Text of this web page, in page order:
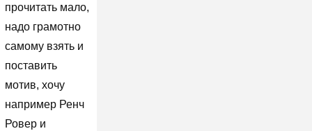
прочитать мало,
надо грамотно
самому взять и
поставить
мотив, хочу
например Ренч
Ровер и